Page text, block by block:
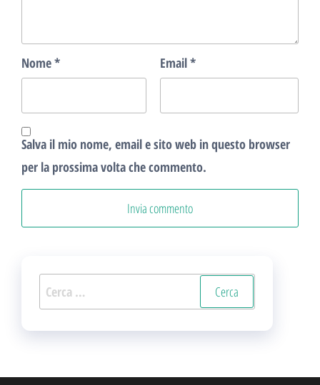
Nome* Email*
Salva il mio nome, email e sito web in questo browser
per la prossima volta che commento.
Ricerca
per: